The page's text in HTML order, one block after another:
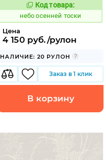
1117856
Код товара:
небо осенней тоски
Цена
4 150 руб./рулон
НАЛИЧИЕ: 20 РУЛОН
Заказ в 1 клик
В корзину